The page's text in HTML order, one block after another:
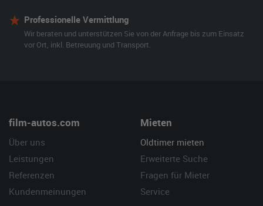
Professionelle Vermittlung
Wir beraten und unterstützen Sie von der Anfrage bis zum Einsatz
vor Ort, inkl. Betreuung und Transport.
film-autos.com
Über uns
Leistungen
Referenzen
Kundenmeinungen
Mieten
Oldtimer mieten
Erweiterte Suche
Fragen für Mieter
Service